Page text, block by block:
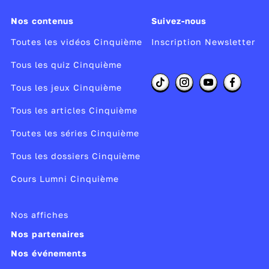
Nos contenus
Toutes les vidéos Cinquième
Tous les quiz Cinquième
Tous les jeux Cinquième
Tous les articles Cinquième
Toutes les séries Cinquième
Tous les dossiers Cinquième
Cours Lumni Cinquième
Suivez-nous
Inscription Newsletter
Nos affiches
Nos partenaires
Nos événements